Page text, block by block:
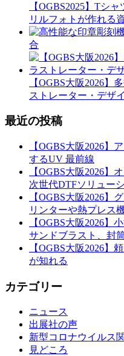
【OGBS2025】Tシ
リルフォトが作れる
合
【OGBS大阪2026】
ストレーター・デザ
最近の投稿
【OGBS大阪2026】
するUV 最前線
【OGBS大阪2026】
次世代DTFソリュー
【OGBS大阪2026】
リンターや熱プレス
【OGBS大阪2026】
サンドブラスト、封
【OGBS大阪2026】
が知れる
カテゴリー
ニュース
出展社の声
新型コロナウイルス
見どころ